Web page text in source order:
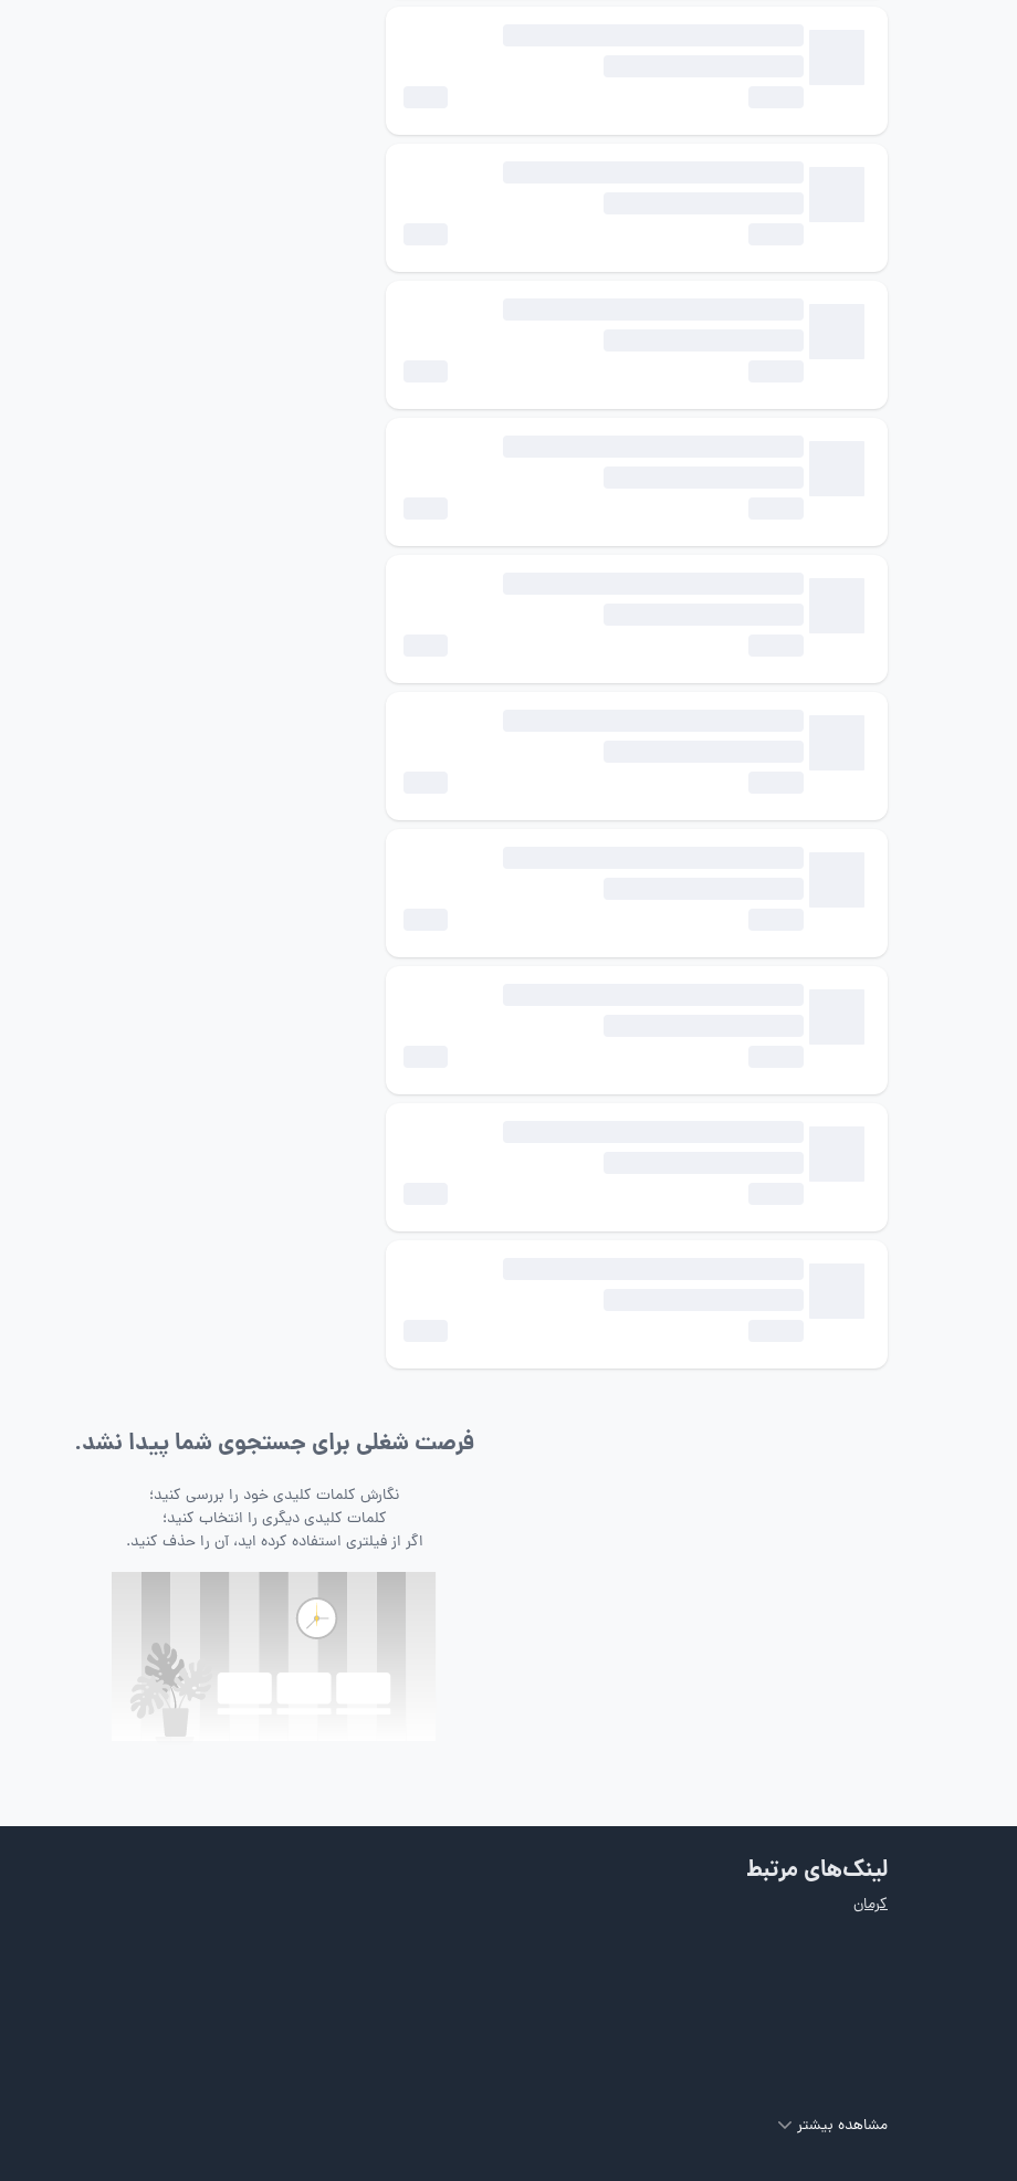
فرصت شغلی برای جستجوی شما پیدا نشد.
نگارش کلمات کلیدی خود را بررسی کنید؛
کلمات کلیدی دیگری را انتخاب کنید؛
اگر از فیلتری استفاده کرده اید، آن را حذف کنید.
لینک‌های مرتبط
کرمان
مشاهده بیشتر